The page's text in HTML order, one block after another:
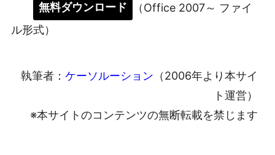
無料ダウンロード
（Office 2007～ ファイ
ル形式）
執筆者： ケーソルーション （2006年より本サイ
ト運営）
※本サイトのコンテンツの無断転載を禁じます